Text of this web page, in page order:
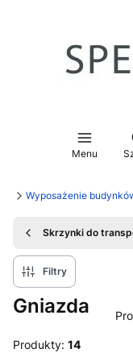
Menu
Wyposażenie
Skrzynki do
Filtry
Gniazda
Produkty: 14